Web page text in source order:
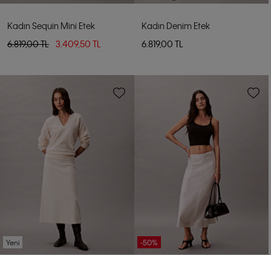
Kadın Sequin Mini Etek
6.819,00 TL
3.409,50 TL
Kadın Denim Etek
6.819,00 TL
Yeni -50%